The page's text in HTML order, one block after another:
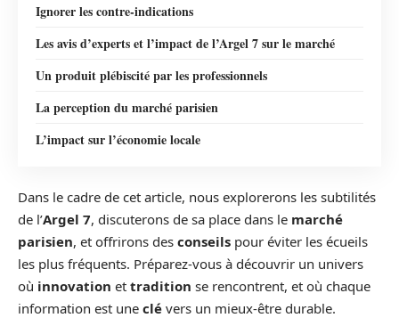
Ignorer les contre-indications
Les avis d’experts et l’impact de l’Argel 7 sur le marché
Un produit plébiscité par les professionnels
La perception du marché parisien
L’impact sur l’économie locale
Dans le cadre de cet article, nous explorerons les subtilités
de l’Argel 7, discuterons de sa place dans le marché
parisien, et offrirons des conseils pour éviter les écueils
les plus fréquents. Préparez-vous à découvrir un univers
où innovation et tradition se rencontrent, et où chaque
information est une clé vers un mieux-être durable.